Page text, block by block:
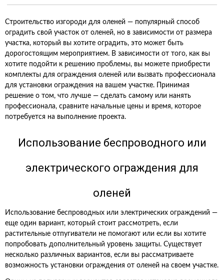
Строительство изгороди для оленей — популярный способ
оградить свой участок от оленей, но в зависимости от размера
участка, который вы хотите оградить, это может быть
дорогостоящим мероприятием. В зависимости от того, как вы
хотите подойти к решению проблемы, вы можете приобрести
комплекты для ограждения оленей или вызвать профессионала
для установки ограждения на вашем участке. Принимая
решение о том, что лучше — сделать самому или нанять
профессионала, сравните начальные цены и время, которое
потребуется на выполнение проекта.
Использование беспроводного или
электрического ограждения для
оленей
Использование беспроводных или электрических ограждений —
еще один вариант, который стоит рассмотреть, если
растительные отпугиватели не помогают или если вы хотите
попробовать дополнительный уровень защиты. Существует
несколько различных вариантов, если вы рассматриваете
возможность установки ограждения от оленей на своем участке.